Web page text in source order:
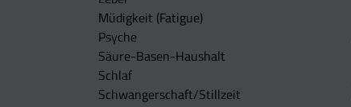
Müdigkeit (Fatigue)
Psyche
Säure-Basen-Haushalt
Schlaf
Schwangerschaft/Stillzeit